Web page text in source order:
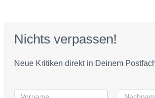
Nichts verpassen!
Neue Kritiken direkt in Deinem